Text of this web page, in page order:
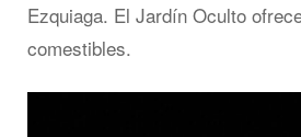
Ezquiaga. El Jardín Oculto
comestibles.